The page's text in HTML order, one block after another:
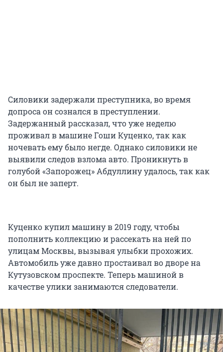
Силовики задержали преступника, во время
допроса он сознался в преступлении.
Задержанный рассказал, что уже неделю
проживал в машине Гоши Куценко, так как
ночевать ему было негде. Однако силовики не
выявили следов взлома авто. Проникнуть в
голубой «Запорожец» Абдуллину удалось, так как
он был не заперт.
Куценко купил машину в 2019 году, чтобы
пополнить коллекцию и рассекать на ней по
улицам Москвы, вызывая улыбки прохожих.
Автомобиль уже давно простаивал во дворе на
Кутузовском проспекте. Теперь машиной в
качестве улики занимаются следователи.